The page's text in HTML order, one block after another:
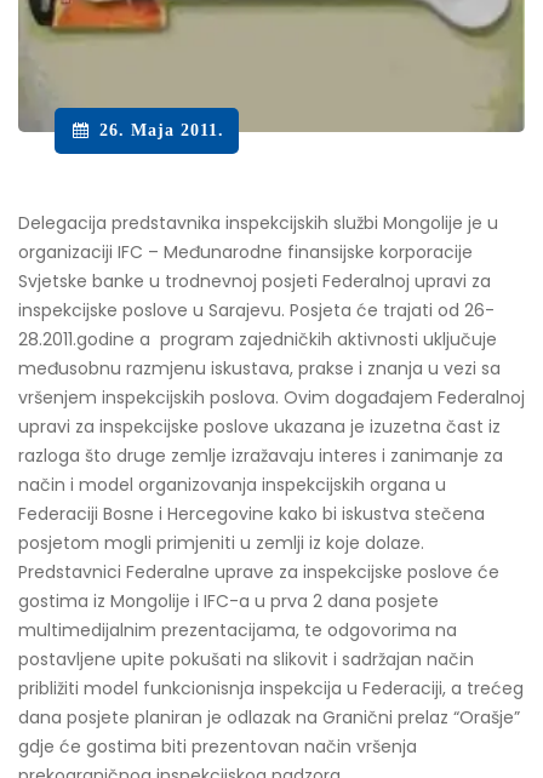
26. Maja 2011.
Delegacija predstavnika inspekcijskih službi Mongolije je u
organizaciji IFC – Međunarodne finansijske korporacije
Svjetske banke u trodnevnoj posjeti Federalnoj upravi za
inspekcijske poslove u Sarajevu. Posjeta će trajati od 26-
28.2011.godine a program zajedničkih aktivnosti uključuje
međusobnu razmjenu iskustava, prakse i znanja u vezi sa
vršenjem inspekcijskih poslova. Ovim događajem Federalnoj
upravi za inspekcijske poslove ukazana je izuzetna čast iz
razloga što druge zemlje izražavaju interes i zanimanje za
način i model organizovanja inspekcijskih organa u
Federaciji Bosne i Hercegovine kako bi iskustva stečena
posjetom mogli primjeniti u zemlji iz koje dolaze.
Predstavnici Federalne uprave za inspekcijske poslove će
gostima iz Mongolije i IFC-a u prva 2 dana posjete
multimedijalnim prezentacijama, te odgovorima na
postavljene upite pokušati na slikovit i sadržajan način
približiti model funkcionisnja inspekcija u Federaciji, a trećeg
dana posjete planiran je odlazak na Granični prelaz “Orašje”
gdje će gostima biti prezentovan način vršenja